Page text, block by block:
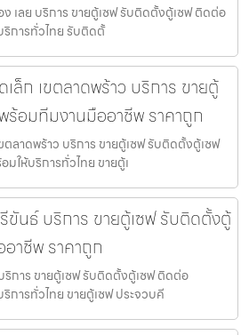
เลย บริการ ขายตู้เซฟ รับติดตั้งตู้เซฟ ติดต่อ
การทั่วไทย รับติดตั้
ล็ก เขตลาดพร้าว บริการ ขายตู้
ร้อมทีมงานมืออาชีพ ราคาถูก
ตลาดพร้าว บริการ ขายตู้เซฟ รับติดตั้งตู้เซฟ
ให้บริการทั่วไทย ขายตู้เ
ขันธ์ บริการ ขายตู้เซฟ รับติดตั้งตู้
าชีพ ราคาถูก
การ ขายตู้เซฟ รับติดตั้งตู้เซฟ ติดต่อ
การทั่วไทย ขายตู้เซฟ ประจวบคี